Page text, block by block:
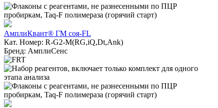
АмплиКвант® ГМ соя-FL
Кат. Номер: R-G2-M(RG,iQ,Dt,Ank)
Бренд: АмплиСенс